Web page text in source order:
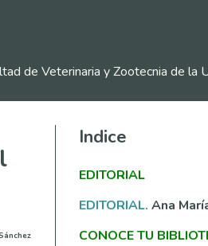
de Veterinaria y Zootecnia de la
Indice
EDITORIAL
EDITORIAL. Ana
CONOCE TU